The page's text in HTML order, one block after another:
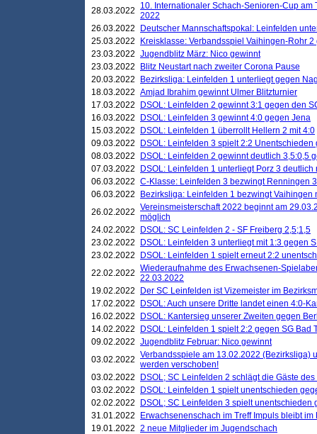
28.03.2022
10. Internationaler Schach-Senioren-Cup am
2022
26.03.2022
Deutscher Mannschaftspokal: Leinfelden
25.03.2022
Kreisklasse: Verbandsspiel Vaihingen-Rohr
23.03.2022 Jugendblitz März: Nico gewinnt
23.03.2022
Blitz Neustart nach zweiter Corona Pause
20.03.2022
Bezirksliga: Leinfelden 1 unterliegt gegen
18.03.2022 Amjad Ibrahim gewinnt Ulmer Blitzturnier
17.03.2022
DSOL: Leinfelden 2 gewinnt 3:1 gegen den
16.03.2022
DSOL: Leinfelden 3 gewinnt 4:0 gegen Jena
15.03.2022
DSOL: Leinfelden 1 überrollt Hellern 2 mit 4:0
09.03.2022
DSOL: Leinfelden 3 spielt 2:2 Unentschieden
08.03.2022
DSOL: Leinfelden 2 gewinnt deutlich 3,5:0,5
07.03.2022
DSOL: Leinfelden 1 unterliegt Porz 3 deutlich
06.03.2022 C-Klasse: Leinfelden 3 bezwingt Renningen
06.03.2022
Bezirksliga: Leinfelden 1 bezwingt Vaihingen
26.02.2022 Vereinsmeisterschaft 2022 beginnt am
möglich
24.02.2022
DSOL: SC Leinfelden 2 - SF Freiberg 2,5;1,5
23.02.2022
DSOL: Leinfelden 3 unterliegt mit 1:3 gegen
23.02.2022
DSOL: Leinfelden 1 spielt erneut 2:2
22.02.2022 Wiederaufnahme des Erwachsenen-
22.03.2022
19.02.2022
Der SC Leinfelden ist Vizemeister im
17.02.2022
DSOL: Auch unsere Dritte landet einen 4:0-
16.02.2022
DSOL: Kantersieg unserer Zweiten gegen
14.02.2022
DSOL: Leinfelden 1 spielt 2:2 gegen SG Bad
09.02.2022 Jugendblitz Februar: Nico gewinnt
03.02.2022 Verbandsspiele am 13.02.2022 (Bezirksliga)
werden verschoben!
03.02.2022
DSOL; SC Leinfelden 2 schlägt die Gäste
03.02.2022
DSOL: Leinfelden 1 spielt unentschieden
02.02.2022
DSOL; SC Leinfelden 3 spielt unentschieden
31.01.2022
Erwachsenenschach im Treff Impuls bleibt
19.01.2022 2 neue Mitglieder im Jugendschach